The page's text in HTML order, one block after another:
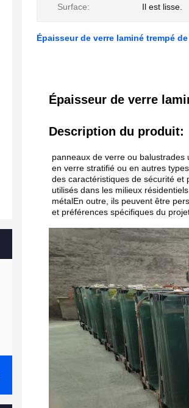
Surface: Il est lisse.
Épaisseur de verre laminé trempé
Épaisseur de verre
Description du produit:
panneaux de verre ou balustrades
en verre stratifié ou en autres
des caractéristiques de sécurité
utilisés dans les milieux
métalEn outre, ils peuvent être
et préférences spécifiques du